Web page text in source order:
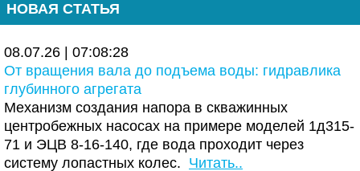
НОВАЯ СТАТЬЯ
08.07.26 | 07:08:28
От вращения вала до подъема воды: гидравлика
глубинного агрегата
Механизм создания напора в скважинных
центробежных насосах на примере моделей 1д315-
71 и ЭЦВ 8-16-140, где вода проходит через
систему лопастных колес. Читать..